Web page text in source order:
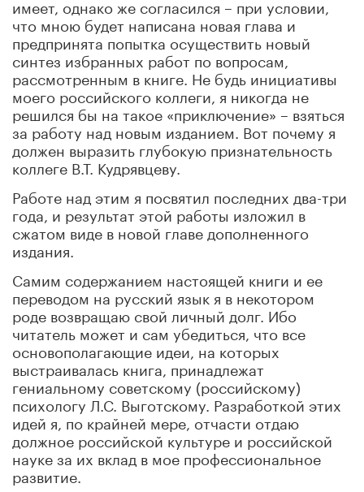
имеет, однако же согласился – при условии,
что мною будет написана новая глава и
предпринята попытка осуществить новый
синтез избранных работ по вопросам,
рассмотренным в книге. Не будь инициативы
моего российского коллеги, я никогда не
решился бы на такое «приключение» – взяться
за работу над новым изданием. Вот почему я
должен выразить глубокую признательность
коллеге В.Т. Кудрявцеву.
Работе над этим я посвятил последних два-три
года, и результат этой работы изложил в
сжатом виде в новой главе дополненного
издания.
Самим содержанием настоящей книги и ее
переводом на русский язык я в некотором
роде возвращаю свой личный долг. Ибо
читатель может и сам убедиться, что все
основополагающие идеи, на которых
выстраивалась книга, принадлежат
гениальному советскому (российскому)
психологу Л.С. Выготскому. Разработкой этих
идей я, по крайней мере, отчасти отдаю
должное российской культуре и российской
науке за их вклад в мое профессиональное
развитие.